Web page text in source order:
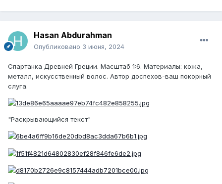
Hasan Abdurahman
Опубликовано 3 июня, 2024
Спартанка Древней Греции. Масштаб 1:6. Материалы: кожа,
металл, искусственный волос. Автор доспехов-ваш покорный
слуга.
"Раскрывающийся текст"